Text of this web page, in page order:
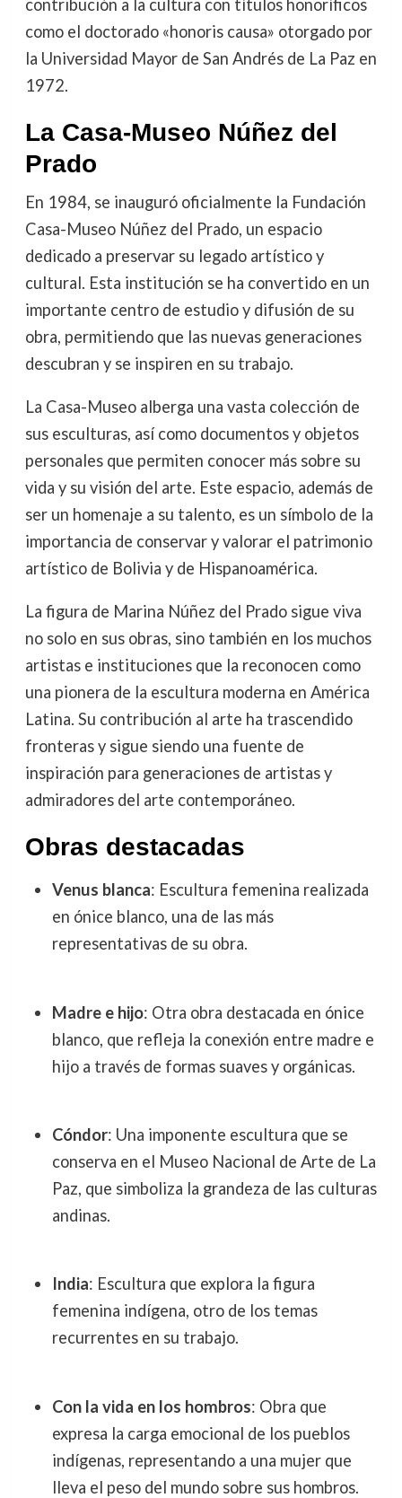
contribución a la cultura con títulos honoríficos
como el doctorado «honoris causa» otorgado por
la Universidad Mayor de San Andrés de La Paz en
1972.
La Casa-Museo Núñez del
Prado
En 1984, se inauguró oficialmente la Fundación
Casa-Museo Núñez del Prado, un espacio
dedicado a preservar su legado artístico y
cultural. Esta institución se ha convertido en un
importante centro de estudio y difusión de su
obra, permitiendo que las nuevas generaciones
descubran y se inspiren en su trabajo.
La Casa-Museo alberga una vasta colección de
sus esculturas, así como documentos y objetos
personales que permiten conocer más sobre su
vida y su visión del arte. Este espacio, además de
ser un homenaje a su talento, es un símbolo de la
importancia de conservar y valorar el patrimonio
artístico de Bolivia y de Hispanoamérica.
La figura de Marina Núñez del Prado sigue viva
no solo en sus obras, sino también en los muchos
artistas e instituciones que la reconocen como
una pionera de la escultura moderna en América
Latina. Su contribución al arte ha trascendido
fronteras y sigue siendo una fuente de
inspiración para generaciones de artistas y
admiradores del arte contemporáneo.
Obras destacadas
Venus blanca: Escultura femenina realizada
en ónice blanco, una de las más
representativas de su obra.
Madre e hijo: Otra obra destacada en ónice
blanco, que refleja la conexión entre madre e
hijo a través de formas suaves y orgánicas.
Cóndor: Una imponente escultura que se
conserva en el Museo Nacional de Arte de La
Paz, que simboliza la grandeza de las culturas
andinas.
India: Escultura que explora la figura
femenina indígena, otro de los temas
recurrentes en su trabajo.
Con la vida en los hombros: Obra que
expresa la carga emocional de los pueblos
indígenas, representando a una mujer que
lleva el peso del mundo sobre sus hombros.